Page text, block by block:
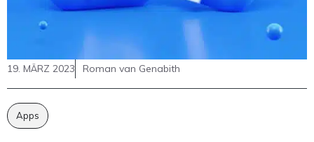
19. MÄRZ 2023 Roman van Genabith
Apps